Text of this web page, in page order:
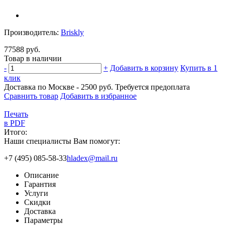
Производитель: Briskly
77588 руб.
Товар в наличии
-
+ Добавить в корзину Купить в 1
клик
Доставка по Москве - 2500 руб. Требуется предоплата
Сравнить товар Добавить в избранное
Печать
в PDF
Итого:
Наши специалисты Вам помогут:
+7 (495) 085-58-33hladex@mail.ru
Описание
Гарантия
Услуги
Скидки
Доставка
Параметры